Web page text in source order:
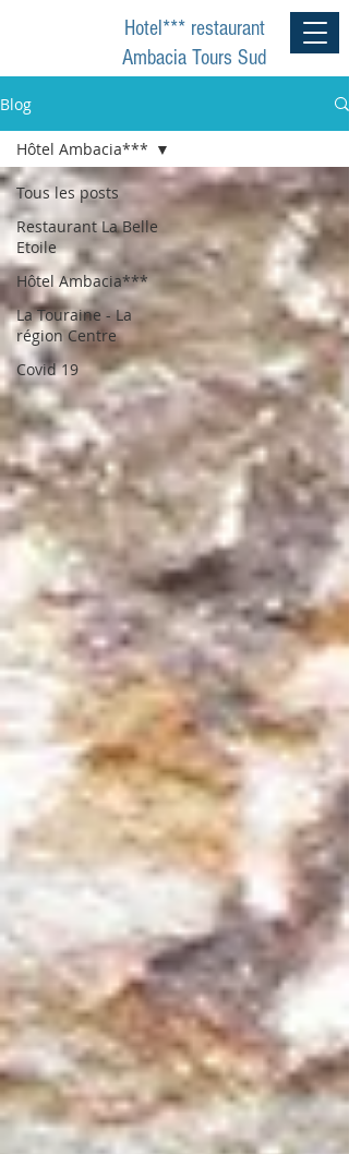
Hotel*** restaurant
Ambacia Tours Sud
Blog
Tous les posts
Restaurant La Belle
Etoile
Hôtel Ambacia***
La Touraine - La
région Centre
Covid 19
Hôtel Ambacia***